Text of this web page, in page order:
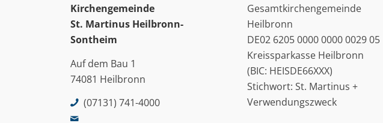
Kirchengemeinde
St. Martinus Heilbronn-
Sontheim
Auf dem Bau 1
74081 Heilbronn
(07131) 741-4000
Gesamtkirchengemeinde
Heilbronn
DE02 6205 0000 0000 0029 05
Kreissparkasse Heilbronn
(BIC: HEISDE66XXX)
Stichwort: St. Martinus +
Verwendungszweck